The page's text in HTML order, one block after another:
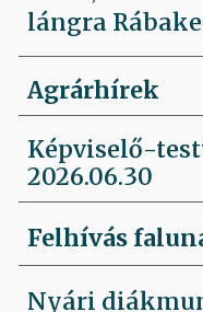
lángra
Agrárhírek
Képviselő-
2026.06.30
Felhívás
Nyári